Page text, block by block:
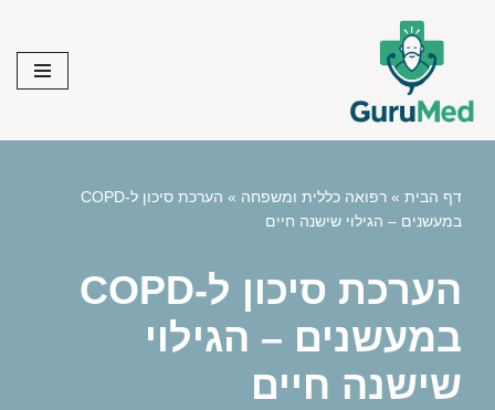
content
דף הבית » רפואה כללית ומשפחה »
הערכת סיכון ל-COPD
במעשנים – הגילוי שישנה חיים
הערכת סיכון ל-COPD
במעשנים – הגילוי
שישנה חיים